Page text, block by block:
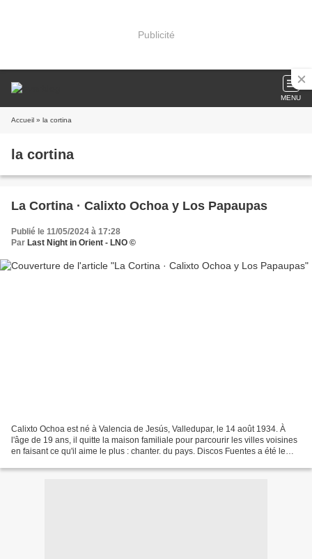
Publicité
MENU
Accueil » la cortina
la cortina
La Cortina · Calixto Ochoa y Los Papaupas
Publié le 11/05/2024 à 17:28
Par Last Night in Orient - LNO ©
Calixto Ochoa est né à Valencia de Jesús, Valledupar, le 14 août 1934. À
l'âge de 19 ans, il quitte la maison familiale pour parcourir les villes voisines
en faisant ce qu'il aime le plus : chanter. du pays. Discos Fuentes a été le